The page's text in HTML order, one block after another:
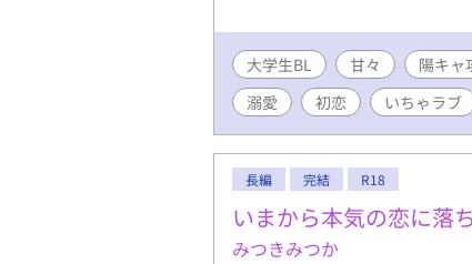
大学生BL 甘々 陽キ
溺愛
初恋 いちゃラブ
長編 完結 R18
いまから本気の恋に落
みつきみつか